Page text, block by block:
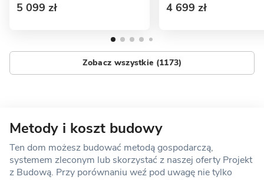
5 099 zł 4 699 zł
Zobacz wszystkie (1173)
Metody i koszt budowy
Ten dom możesz budować metodą gospodarczą,
systemem zleconym lub skorzystać z naszej oferty Projekt
z Budową. Przy porównaniu weź pod uwagę nie tylko